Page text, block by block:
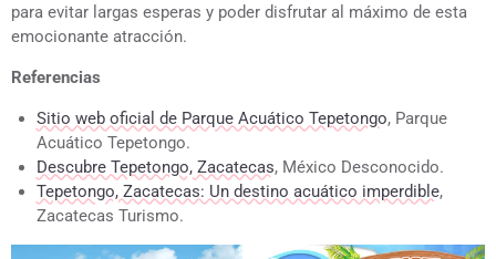
para evitar largas esperas y poder disfrutar al máximo de esta
emocionante atracción.
Referencias
Sitio web oficial de Parque Acuático Tepetongo, Parque
Acuático Tepetongo.
Descubre Tepetongo, Zacatecas, México Desconocido.
Tepetongo, Zacatecas: Un destino acuático imperdible,
Zacatecas Turismo.